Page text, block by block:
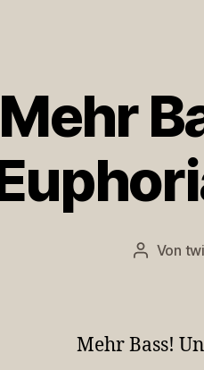
Mehr
Von
Mehr Bass!